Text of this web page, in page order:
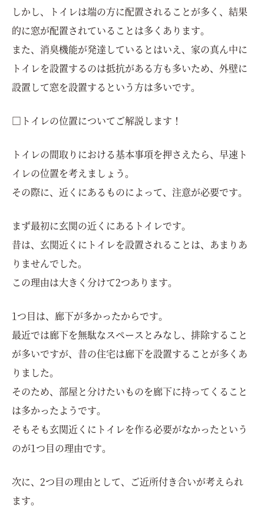
しかし、トイレは端の方に配置されることが多く、結果
的に窓が配置されていることは多くあります。
また、消臭機能が発達しているとはいえ、家の真ん中に
トイレを設置するのは抵抗がある方も多いため、外壁に
設置して窓を設置するという方は多いです。
□トイレの位置についてご解説します！
トイレの間取りにおける基本事項を押さえたら、早速ト
イレの位置を考えましょう。
その際に、近くにあるものによって、注意が必要です。
まず最初に玄関の近くにあるトイレです。
昔は、玄関近くにトイレを設置されることは、あまりあ
りませんでした。
この理由は大きく分けて2つあります。
1つ目は、廊下が多かったからです。
最近では廊下を無駄なスペースとみなし、排除すること
が多いですが、昔の住宅は廊下を設置することが多くあ
りました。
そのため、部屋と分けたいものを廊下に持ってくること
は多かったようです。
そもそも玄関近くにトイレを作る必要がなかったという
のが1つ目の理由です。
次に、2つ目の理由として、ご近所付き合いが考えられ
ます。